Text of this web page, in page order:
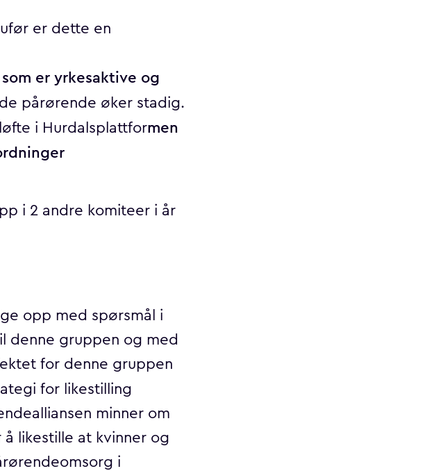
er dette en
er yrkesaktive og
pårørende øker stadig.
i Hurdalsplattformen
i 2 andre komiteer i år
opp med spørsmål i
denne gruppen og med
for denne gruppen
for likestilling
minner om
likestille at kvinner og
i